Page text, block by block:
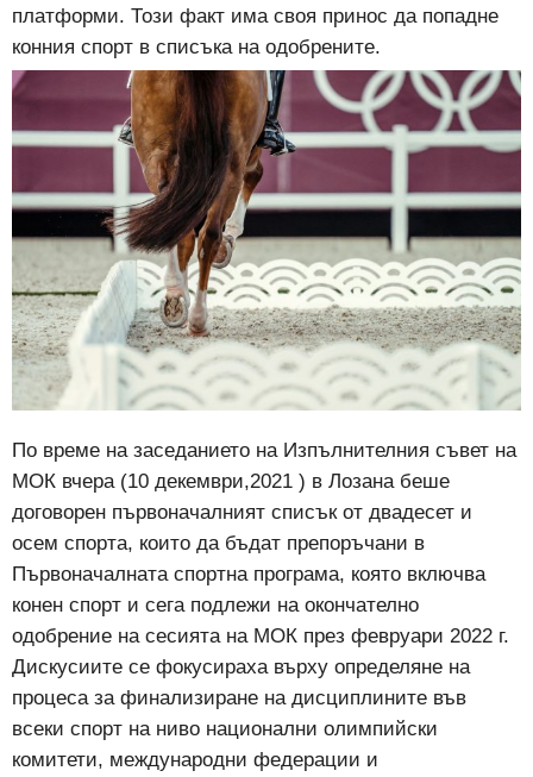
платформи. Този факт има своя принос да попадне
конния спорт в списъка на одобрените.
По време на заседанието на Изпълнителния съвет на
МОК вчера (10 декември,2021 ) в Лозана беше
договорен първоначалният списък от двадесет и
осем спорта, които да бъдат препоръчани в
Първоначалната спортна програма, която включва
конен спорт и сега подлежи на окончателно
одобрение на сесията на МОК през февруари 2022 г.
Дискусиите се фокусираха върху определяне на
процеса за финализиране на дисциплините във
всеки спорт на ниво национални олимпийски
комитети, международни федерации и